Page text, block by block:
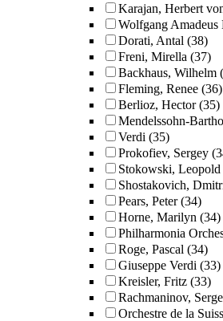
Karajan, Herbert
Wolfgang Amadeus
Dorati, Antal (38)
Freni, Mirella (37)
Backhaus, Wilhelm
Fleming, Renee (36)
Berlioz, Hector (35)
Mendelssohn-
Verdi (35)
Prokofiev, Sergey
Stokowski, Leopold
Shostakovich,
Pears, Peter (34)
Horne, Marilyn (34)
Philharmonia
Roge, Pascal (34)
Giuseppe Verdi (33)
Kreisler, Fritz (33)
Rachmaninov,
Orchestre de la